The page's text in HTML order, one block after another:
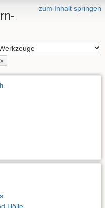
zum Inhalt springen
>
Hölle